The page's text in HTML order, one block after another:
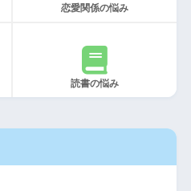
恋愛関係の悩み
読書の悩み